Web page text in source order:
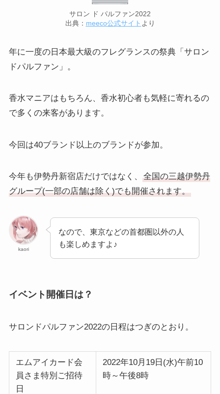
サロン ド パルファン2022
出典： meeco公式サイト より
年に一度の日本最大級のフレグランスの祭典「サロン
ドパルファン」。
香水マニアはもちろん、香水初心者も気軽に寄れるの
で多くの来客があります。
今回は40ブランド以上のブランドが参加。
今年も伊勢丹新宿店だけではなく、
全国の三越伊勢丹
グループ(一部の店舗は除く)でも開催されます。
kaori
なので、東京などの首都圏以外の人
も楽しめますよ♪
イベント開催日は？
サロンドパルファン2022の日程はつぎのとおり。
エムアイカード会
員さま特別ご招待
日
2022年10月19日(水)午前10
時～午後8時